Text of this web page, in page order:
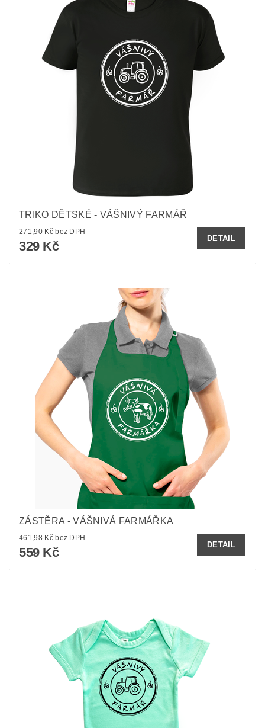
TRIKO DĚTSKÉ - VÁŠNIVÝ FARMÁŘ
271,90 Kč bez DPH
329 Kč
DETAIL
ZÁSTĚRA - VÁŠNIVÁ FARMÁŘKA
461,98 Kč bez DPH
559 Kč
DETAIL